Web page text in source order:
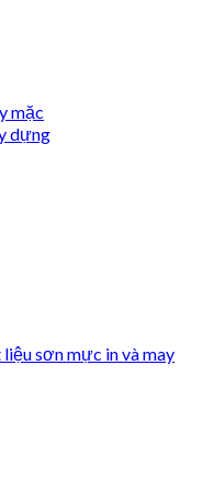
mặc
dựng
sơn mực in và may